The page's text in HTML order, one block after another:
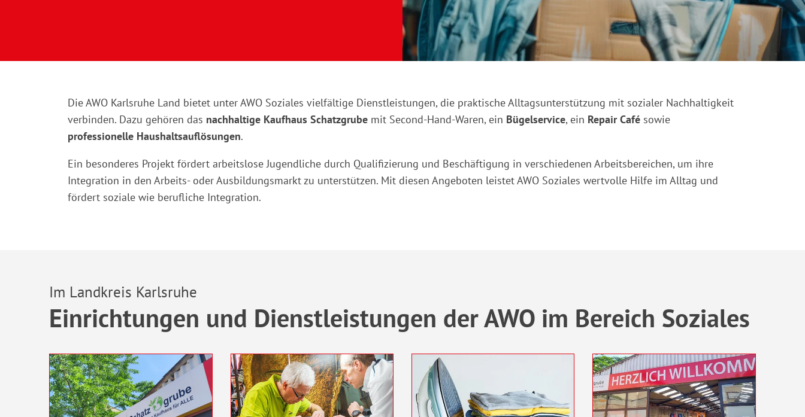
Die AWO Karlsruhe Land bietet unter AWO Soziales vielfältige Dienstleistungen, die praktische Alltagsunterstützung mit sozialer Nachhaltigkeit
verbinden. Dazu gehören das nachhaltige Kaufhaus Schatzgrube mit Second-Hand-Waren, ein Bügelservice, ein Repair Café sowie
professionelle Haushaltsauflösungen.
Ein besonderes Projekt fördert arbeitslose Jugendliche durch Qualifizierung und Beschäftigung in verschiedenen Arbeitsbereichen, um ihre
Integration in den Arbeits- oder Ausbildungsmarkt zu unterstützen. Mit diesen Angeboten leistet AWO Soziales wertvolle Hilfe im Alltag und
fördert soziale wie berufliche Integration.
Einrichtungen und Dienstleistungen der AWO im Bereich Soziales
Im Landkreis Karlsruhe